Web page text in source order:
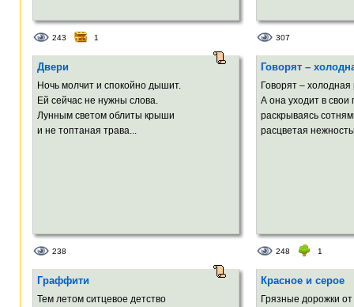
243 1 307
Двери
Ночь молчит и спокойно дышит.
Ей сейчас не нужны слова.
Лунным светом облиты крыши
и не топтаная трава...
238
Говорят –
Говорят – холодная
А она уходит в свои
раскрываясь
расцветая
248 1
Граффити
Тем летом ситцевое детство
Красное и серое
Грязные дорожки